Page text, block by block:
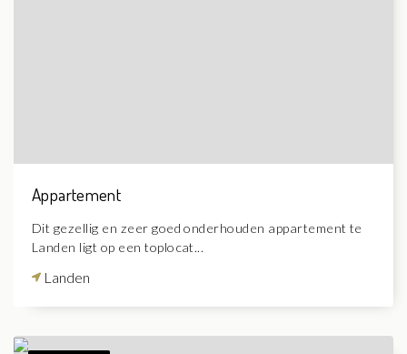
Appartement
Dit gezellig en zeer goed onderhouden appartement te
Landen ligt op een toplocat...
Landen